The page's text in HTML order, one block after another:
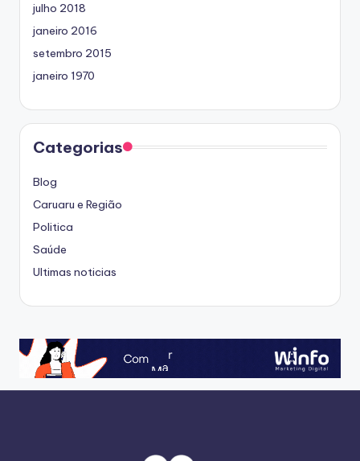
julho 2018
janeiro 2016
setembro 2015
janeiro 1970
Categorias
Blog
Caruaru e Região
Politica
Saúde
Ultimas noticias